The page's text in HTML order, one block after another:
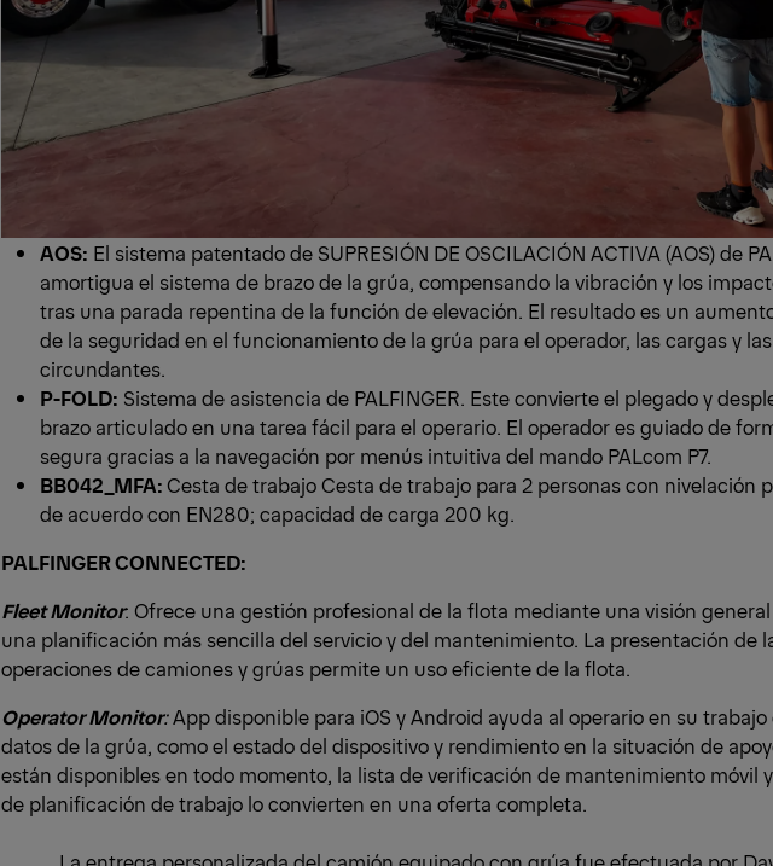
AOS: El sistema patentado de SUPRESIÓN DE OSCILACIÓN ACTIVA (AOS) de
amortigua el sistema de brazo de la grúa, compensando la vibración y los
tras una parada repentina de la función de elevación. El resultado es un
de la seguridad en el funcionamiento de la grúa para el operador, las cargas y
circundantes.
P-FOLD: Sistema de asistencia de PALFINGER. Este convierte el plegado y
brazo articulado en una tarea fácil para el operario. El operador es guiado de
segura gracias a la navegación por menús intuitiva del mando PALcom P7.
BB042_MFA:Cesta de trabajo Cesta de trabajo para 2 personas con nivelación
de acuerdo con EN280; capacidad de carga 200 kg.
PALFINGER CONNECTED:
Fleet Monitor: Ofrece una gestión profesional de la flota mediante una visión
una planificación más sencilla del servicio y del mantenimiento. La presentación de
operaciones de camiones y grúas permite un uso eficiente de la flota.
Operator Monitor:App disponible para iOS y Android ayuda al operario en su trabajo
datos de la grúa, como el estado del dispositivo y rendimiento en la situación de
están disponibles en todo momento, la lista de verificación de mantenimiento móvil
de planificación de trabajo lo convierten en una oferta completa.